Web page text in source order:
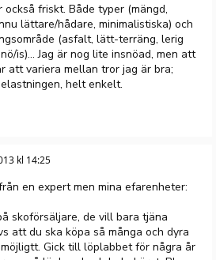
också friskt. Både typer (mängd,
lättare/hådare, minimalistiska) och
(asfalt, lätt-terräng, lerig
is)... Jag är nog lite insnöad, men att
att variera mellan tror jag är bra;
helt enkelt.
kl 14:25
en expert men mina efarenheter:
skoförsäljare, de vill bara tjäna
att du ska köpa så många och dyra
Gick till löplabbet för några år